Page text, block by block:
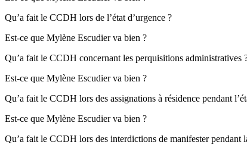
Qu’a fait le CCDH lors de l’état d’urgence ?
Est-ce que Mylène Escudier va bien ?
Qu’a fait le CCDH concernant les perquisitions administratives
Est-ce que Mylène Escudier va bien ?
Qu’a fait le CCDH lors des assignations à résidence pendant
Est-ce que Mylène Escudier va bien ?
Qu’a fait le CCDH lors des interdictions de manifester pendant